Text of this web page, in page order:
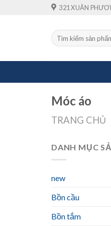
321 XUÂN
Tìm
kiếm:
Móc áo
TRANG CHỦ
DANH MỤC
new
Bồn cầu
Bồn tắm